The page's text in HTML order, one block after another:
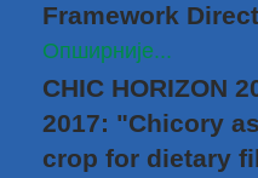
Framework
Опширније...
CHIC HORIZON
2017: "Chicory
crop for dietary